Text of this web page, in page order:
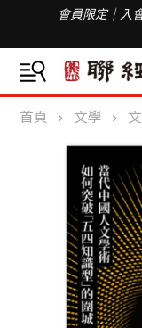
會員限定｜入
首頁 文學